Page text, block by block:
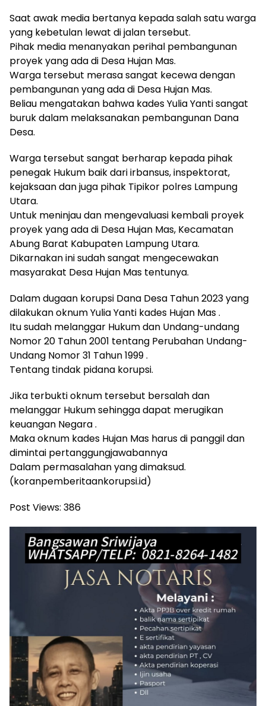
Saat awak media bertanya kepada salah satu warga
yang kebetulan lewat di jalan tersebut.
Pihak media menanyakan perihal pembangunan
proyek yang ada di Desa Hujan Mas.
Warga tersebut merasa sangat kecewa dengan
pembangunan yang ada di Desa Hujan Mas.
Beliau mengatakan bahwa kades Yulia Yanti sangat
buruk dalam melaksanakan pembangunan Dana
Desa.
Warga tersebut sangat berharap kepada pihak
penegak Hukum baik dari irbansus, inspektorat,
kejaksaan dan juga pihak Tipikor polres Lampung
Utara.
Untuk meninjau dan mengevaluasi kembali proyek
proyek yang ada di Desa Hujan Mas, Kecamatan
Abung Barat Kabupaten Lampung Utara.
Dikarnakan ini sudah sangat mengecewakan
masyarakat Desa Hujan Mas tentunya.
Dalam dugaan korupsi Dana Desa Tahun 2023 yang
dilakukan oknum Yulia Yanti kades Hujan Mas .
Itu sudah melanggar Hukum dan Undang-undang
Nomor 20 Tahun 2001 tentang Perubahan Undang-
Undang Nomor 31 Tahun 1999 .
Tentang tindak pidana korupsi.
Jika terbukti oknum tersebut bersalah dan
melanggar Hukum sehingga dapat merugikan
keuangan Negara .
Maka oknum kades Hujan Mas harus di panggil dan
dimintai pertanggungjawabannya
Dalam permasalahan yang dimaksud.
(koranpemberitaankorupsi.id)
Post Views: 386